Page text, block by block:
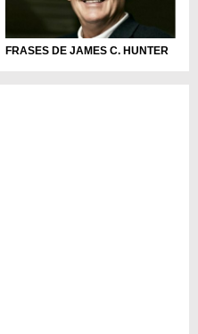
FRASES DE JAMES C. HUNTER